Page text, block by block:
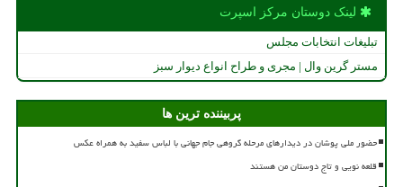
لینک دوستان مركز اسپرت
تبلیغات انتخابات مجلس
مستر گرین وال | مجری و طراح انواع دیوار سبز
پربیننده ترین ها
حضور ملی پوشان در دیدارهای مرحله گروهی جام جهانی با لباس سفید به همراه عکس
قلعه نویی و تاج دوستان من هستند